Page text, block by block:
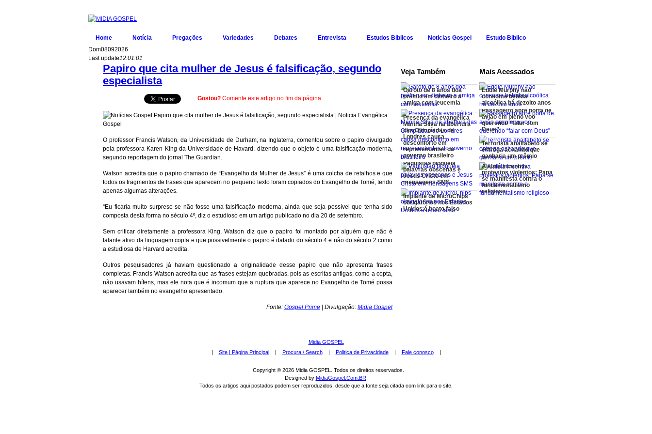
Home Notícia Pregações Variedades Debates Entrevista Estudos Biblicos Noticias Gospel
Estudo Biblico
Dom08092026
Last update12:01:01
Papiro que cita mulher de Jesus é falsificação, segundo
especialista
Gostou? Comente este artigo no fim da página
O professor Francis Watson, da Universidade de Durham, na Inglaterra, comentou sobre o papiro divulgado
pela professora Karen King da Universidade de Havard, dizendo que o objeto é uma falsificação moderna,
segundo reportagem do jornal The Guardian.
Watson acredita que o papiro chamado de “Evangelho da Mulher de Jesus” é uma colcha de retalhos e que
todos os fragmentos de frases que aparecem no pequeno texto foram copiados do Evangelho de Tomé, tendo
apenas algumas alterações.
“Eu ficaria muito surpreso se não fosse uma falsificação moderna, ainda que seja possível que tenha sido
composta desta forma no século 4º, diz o estudioso em um artigo publicado no dia 20 de setembro.
Sem criticar diretamente a professora King, Watson diz que o papiro foi montado por alguém que não é
falante ativo da linguagem copta e que possivelmente o papiro é datado do século 4 e não do século 2 como
a estudiosa de Harvard acredita.
Outros pesquisadores já haviam questionado a originalidade desse papiro que não apresenta frases
completas. Francis Watson acredita que as frases estejam quebradas, pois as escritas antigas, como a copta,
não usavam hífens, mas ele nota que é incomum que a ruptura que aparece no Evangelho de Tomé possa
aparecer também no evangelho apresentado.
Fonte: Gospel Prime | Divulgação: Midia Gospel
Veja Também
Garoto de 8 anos doa
prêmio em dinheiro a
amiga com leucemia
Presença da evangélica
Marina Silva na abertura
das Olimpíadas de
Londres causa
desconforto em
representantes do
governo brasileiro
Paquistão bloqueia
palavras obscenas e
Jesus Cristo em
mensagens SMS
Implante de MicroChips
obrigatórios nos Estados
Unidos é boato falso
Mais Acessados
Eddie Murphy não
consome bebida
alcoólica há dezoito anos
Passageiro abre porta de
avião em pleno voo
querendo “falar com
Deus”
Terrorista analfabeto se
entrega achando que
ganharia um prêmio
Aiatolá incentiva
protestos violentos; Papa
se manifesta contra o
fundamentalismo
religioso
Midia GOSPEL
| Site | Página Principal| Procura / Search| Politica de Privacidade| Fale conosco|
Copyright © 2026 Midia GOSPEL. Todos os direitos reservados.
Designed by MidiaGospel.Com.BR.
Todos os artigos aqui postados podem ser reproduzidos, desde que a fonte seja citada com link para o site.